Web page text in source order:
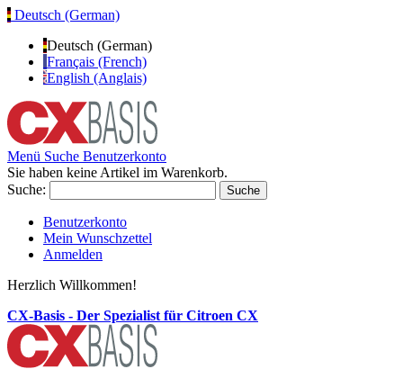
Deutsch (German)
Deutsch (German)
Français (French)
English (Anglais)
Menü Suche Benutzerkonto
Sie haben keine Artikel im Warenkorb.
Suche:
Suche
Benutzerkonto
Mein Wunschzettel
Anmelden
Herzlich Willkommen!
CX-Basis - Der Spezialist für Citroen CX